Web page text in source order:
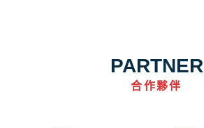
PARTNER
合作夥伴